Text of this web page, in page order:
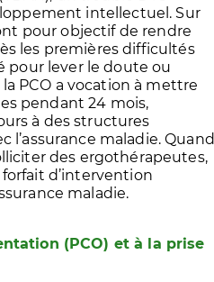
intellectuel. Sur
pour objectif de rendre
les premières difficultés
pour lever le doute ou
PCO a vocation à mettre
pendant 24 mois,
à des structures
maladie. Quand
des ergothérapeutes,
d’intervention
maladie.
(PCO) et à la prise